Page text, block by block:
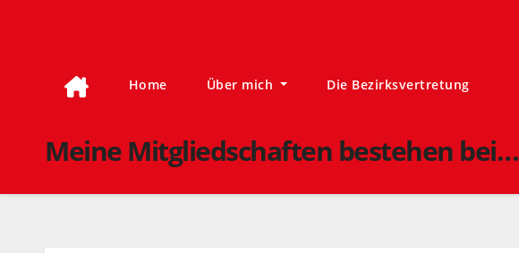
Home Über mich Die Bezirksvertretung
Meine Mitgliedschaften bestehen bei…